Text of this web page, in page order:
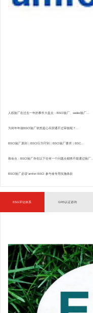
人权验厂在过去一年的事件大盘点：BSCI验厂、sedex验厂...
为何年年做BSCI验厂依然提心吊胆通不过审核呢？...
BSCI验厂原则｜BSCI行为守则｜BSCI验厂要求｜BSC...
致命点：BSCI验厂存在以下任何一个问题点都将不能通过验厂...
BSCI验厂必读”amfori BSCI 参与者专用实施条款
ESG评估体系 GRS认证咨询